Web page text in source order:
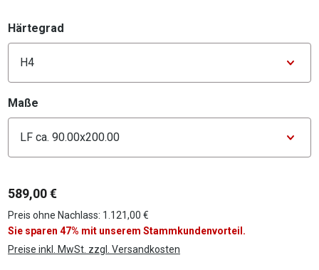
Härtegrad
Maße
589,00 €
Preis ohne Nachlass: 1.121,00 €
Sie sparen 47% mit unserem Stammkundenvorteil.
Preise inkl. MwSt. zzgl. Versandkosten